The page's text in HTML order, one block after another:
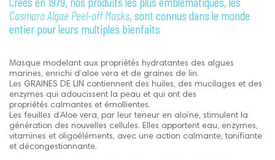
Casmara Algae Peel-off Masks, sont connus dans le monde
entier pour leurs multiples bienfaits
Masque modelant aux propriétés hydratantes des algues
marines, enrichi d’aloe vera et de graines de lin.
Les GRAINES DE LIN contiennent des huiles, des mucilages et des
enzymes qui adoucissent la peau et qui ont des
propriétés calmantes et émollientes.
Les feuilles d’Aloe vera, par leur teneur en aloïne, stimulent la
génération des nouvelles cellules. Elles apportent eau, enzymes,
vitamines et oligoéléments, avec une action calmante, tonifiante
et décongestionnante.